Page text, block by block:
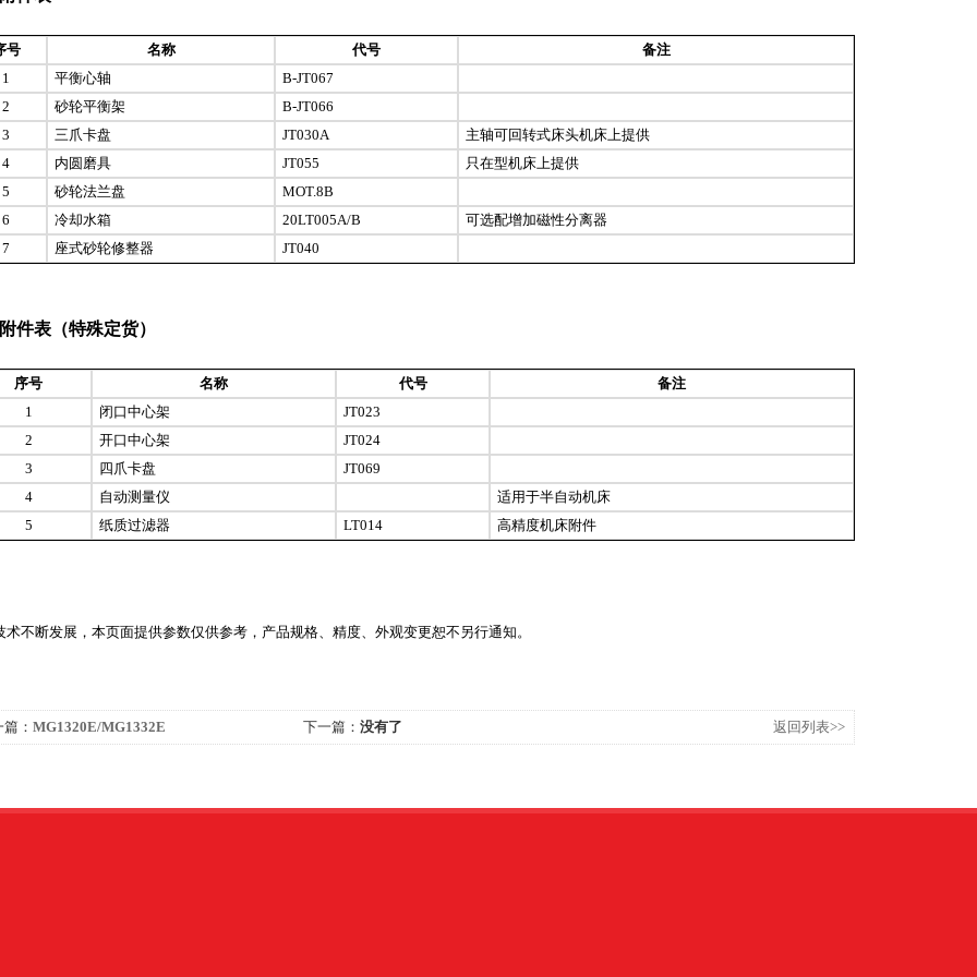
号 名称 代号
备注
1
平衡心轴
B-JT067
2
砂轮平衡架
B-JT066
3
三爪卡盘 JT030A
主轴可回转式床头机床上提供
4
内圆磨具 JT055
只在型机床上提供
5
砂轮法兰盘
MOT.8B
6
冷却水箱 20LT005A/B
可选配增加磁性分离器
7
座式砂轮修整器 JT040
件表（特殊定货）
序号 名称 代号
备注
1
闭口中心架
JT023
2
开口中心架
JT024
3
四爪卡盘
JT069
4
自动测量仪
适用于半自动机床
5
纸质过滤器 LT014 高精度机床附件
术不断发展，本页面提供参数仅供参考，产品规格、精度、外观变更恕不另行通知。
： MG1320E/MG1332E 下一篇： 没有了 返回列表>>